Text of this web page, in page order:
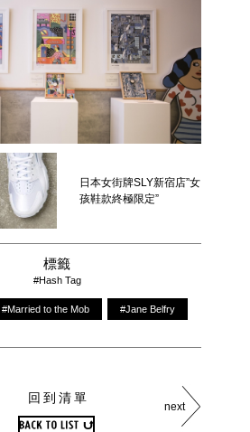
日本女街牌SLY新宿店”女
孩鞋款終極限定”
標籤
#Hash Tag
#Married to the Mob #Jane Belfry
next
回到清單